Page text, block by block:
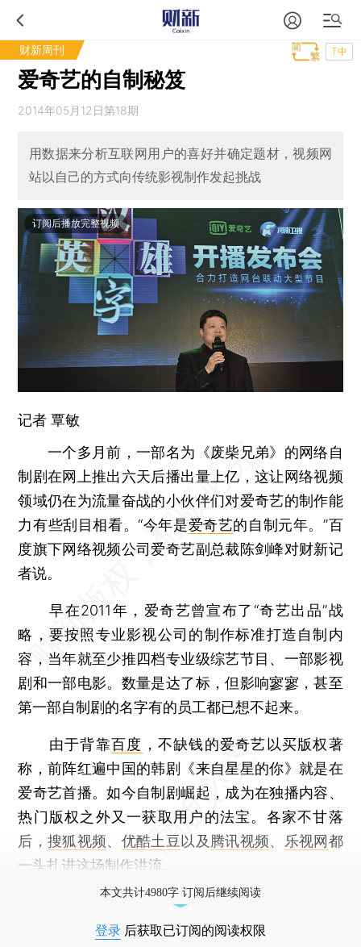
财新周刊 T中
爱奇艺的自制秘笈
2014年05月12日第18期
用数据来分析互联网用户的喜好并确定题材，视频网
站以自己的方式向传统影视制作发起挑战
订阅后播放完整视频
记者覃敏
一个多月前，一部名为《废柴兄弟》的网络自
制剧在网上推出六天后播出量上亿，这让网络视频
领域仍在为流量奋战的小伙伴们对爱奇艺的制作能
力有些刮目相看。“今年是爱奇艺的自制元年。”百
度旗下网络视频公司爱奇艺副总裁陈剑峰对财新记
者说。
早在2011年，爱奇艺曾宣布了“奇艺出品”战
略，要按照专业影视公司的制作标准打造自制内
容，当年就至少推四档专业级综艺节目、一部影视
剧和一部电影。数量是达了标，但影响寥寥，甚至
第一部自制剧的名字有的员工都已想不起来。
由于背靠百度 ，不缺钱的爱奇艺以买版权著
称，前阵红遍中国的韩剧《来自星星的你》就是在
爱奇艺首播。如今自制剧崛起，成为在独播内容、
热门版权之外又一获取用户的法宝。各家不甘落
后，搜狐视频、 优酷土豆 以及 腾讯视频、 乐视网都
一头扎进这场制作洪流。
本文共计4980字 订阅后继续阅读
登录 后获取已订阅的阅读权限